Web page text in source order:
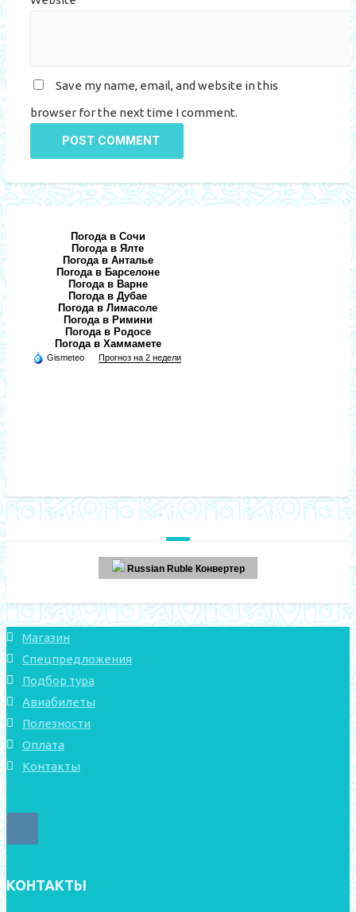
Save my name, email, and website in this
browser for the next time I comment.
POST COMMENT
Погода в Сочи
Погода в Ялте
Погода в Анталье
Погода в Барселоне
Погода в Варне
Погода в Дубае
Погода в Лимасоле
Погода в Римини
Погода в Родосе
Погода в Хаммамете
Gismeteo Прогноз на 2 недели
Russian Ruble Конвертер
Магазин
Спецпредложения
Подбор тура
Авиабилеты
Полезности
Оплата
Контакты
КОНТАКТЫ